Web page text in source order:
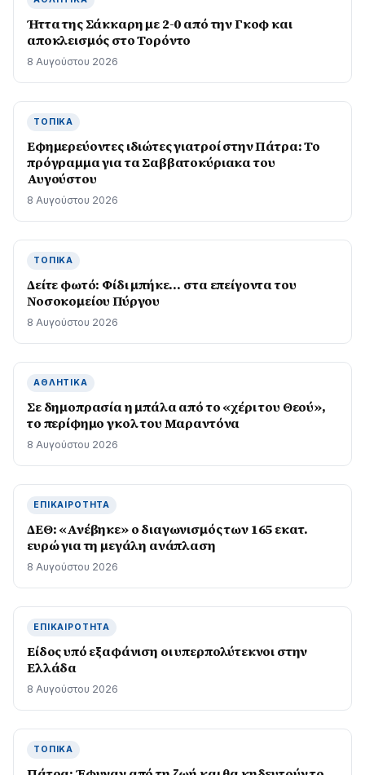
Ήττα της Σάκκαρη με 2-0 από την Γκοφ και
αποκλεισμός στο Τορόντο
8 Αυγούστου 2026
ΤΟΠΙΚΆ
Εφημερεύοντες ιδιώτες γιατροί στην Πάτρα: Το
πρόγραμμα για τα Σαββατοκύριακα του
Αυγούστου
8 Αυγούστου 2026
ΤΟΠΙΚΆ
Δείτε φωτό: Φίδι μπήκε… στα επείγοντα του
Νοσοκομείου Πύργου
8 Αυγούστου 2026
ΑΘΛΗΤΙΚΆ
Σε δημοπρασία η μπάλα από το «χέρι του Θεού»,
το περίφημο γκολ του Μαραντόνα
8 Αυγούστου 2026
ΕΠΙΚΑΙΡΌΤΗΤΑ
ΔΕΘ: «Ανέβηκε» ο διαγωνισμός των 165 εκατ.
ευρώ για τη μεγάλη ανάπλαση
8 Αυγούστου 2026
ΕΠΙΚΑΙΡΌΤΗΤΑ
Είδος υπό εξαφάνιση οι υπερπολύτεκνοι στην
Ελλάδα
8 Αυγούστου 2026
ΤΟΠΙΚΆ